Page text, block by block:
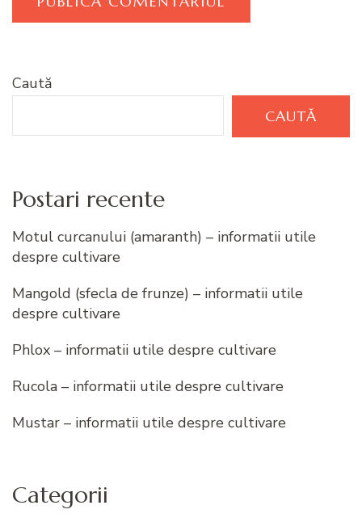
Caută
CAUTĂ
Postari recente
Motul curcanului (amaranth) – informatii utile
despre cultivare
Mangold (sfecla de frunze) – informatii utile
despre cultivare
Phlox – informatii utile despre cultivare
Rucola – informatii utile despre cultivare
Mustar – informatii utile despre cultivare
Categorii